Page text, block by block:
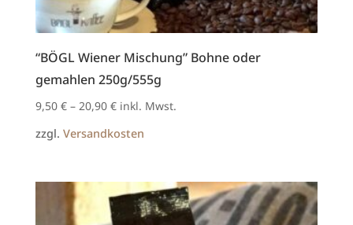
“BÖGL Wiener Mischung” Bohne oder
gemahlen 250g/555g
9,50 €– 20,90 € inkl. Mwst.
zzgl. Versandkosten